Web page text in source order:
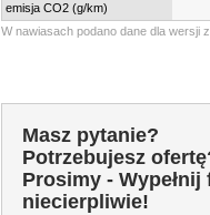
emisja CO2 (g/km)
W nawiasach podano dane dla wersji
Masz pytanie?
Potrzebujesz
Prosimy -
niecierpliwie!